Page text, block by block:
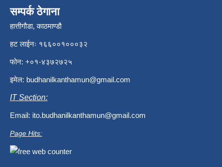
सम्पर्क ठेगाना
हात्तीगौडा, काठमाण्डौ
हट लाईनः १६६००१०००३२
फोन: +०१-४३७२७२५
इमेल: budhanilkanthamun@gmail.com
IT Section:
Email: ito.budhanilkanthamun@gmail.com
Page Hits: